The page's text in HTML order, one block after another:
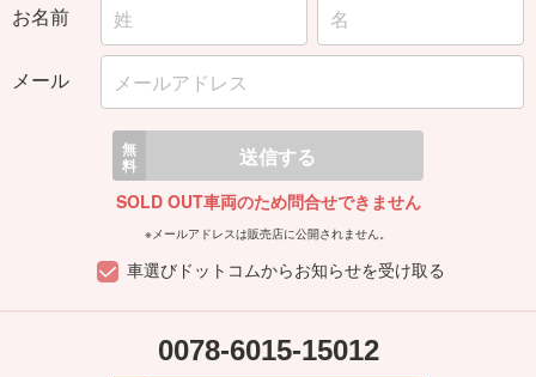
お名前
メール
無
料 送信する
SOLD OUT車両のため問合せできません
※メールアドレスは販売店に公開されません。
車選びドットコムからお知らせを受け取る
0078-6015-15012